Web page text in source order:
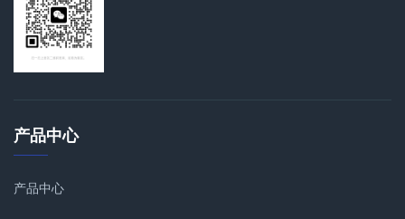
产品中心
产品中心